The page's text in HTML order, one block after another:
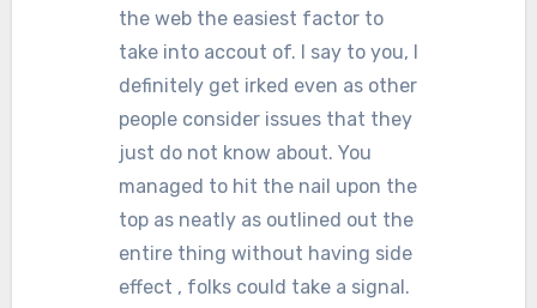
the web the easiest factor to
take into accout of. I say to you, I
definitely get irked even as other
people consider issues that they
just do not know about. You
managed to hit the nail upon the
top as neatly as outlined out the
entire thing without having side
effect , folks could take a signal.